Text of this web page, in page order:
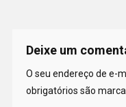
Deixe um
O seu endereço de e-
obrigatórios são